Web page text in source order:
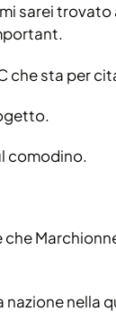
sarei
che sta per
comodino.
nella